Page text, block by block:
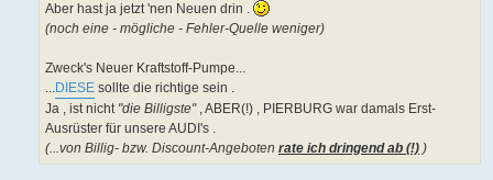
Aber hast ja jetzt 'nen Neuen drin .
(noch eine - mögliche - Fehler-Quelle weniger)
Zweck's Neuer Kraftstoff-Pumpe...
...DIESE sollte die richtige sein .
Ja , ist nicht "die Billigste", ABER(!) , PIERBURG war damals Erst-
Ausrüster für unsere AUDI's .
(...von Billig- bzw. Discount-Angeboten rate ich dringend ab (!) )